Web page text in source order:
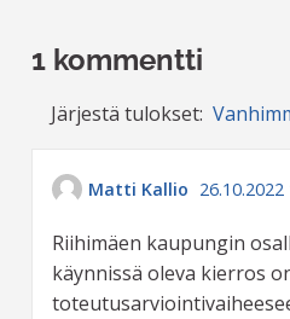
1 kommentti
Järjestä tulokset:
Matti Kallio 26.10.2022
Riihimäen kaupungin
käynnissä oleva kierros